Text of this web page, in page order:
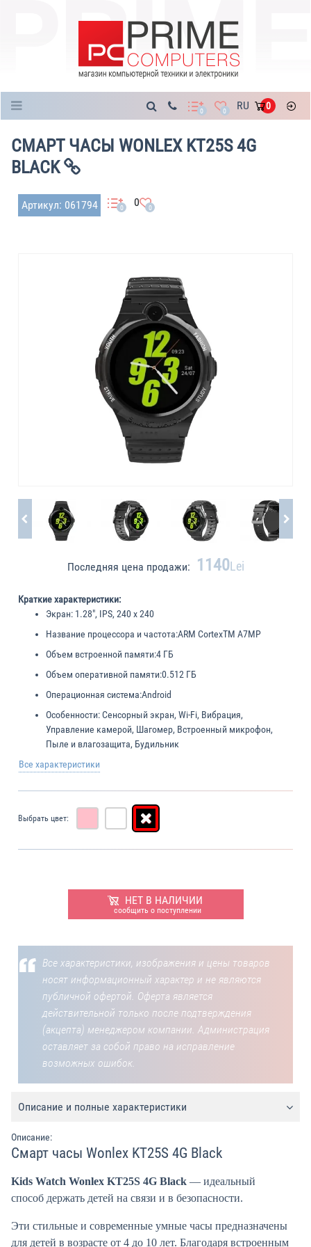
0 0 RU 0
СМАРТ ЧАСЫ WONLEX KT25S 4G
BLACK
Артикул: 061794 0 0 0
Последняя цена продажи: 1140Lei
Краткие характеристики:
Экран: 1.28", IPS, 240 x 240
Название процессора и частота:ARM CortexTM A7MP
Объем встроенной памяти:4 ГБ
Объем оперативной памяти:0.512 ГБ
Операционная система:Android
Особенности:Сенсорный экран, Wi-Fi, Вибрация,
Управление камерой, Шагомер, Встроенный микрофон,
Пыле и влагозащита, Будильник
Все характеристики
Выбрать цвет:
НЕТ В НАЛИЧИИ
сообщить о поступлении
Все характеристики, изображения и цены товаров
носят информационный характер и не являются
публичной офертой. Оферта является
действительной только после подтверждения
(акцепта) менеджером компании. Администрация
оставляет за собой право на исправление
возможных ошибок.
Описание и полные характеристики
Описание:
Смарт часы Wonlex KT25S 4G Black
Kids Watch Wonlex KT25S 4G Black — идеальный
способ держать детей на связи и в безопасности.
Эти стильные и современные умные часы предназначены
для детей в возрасте от 4 до 10 лет. Благодаря встроенным